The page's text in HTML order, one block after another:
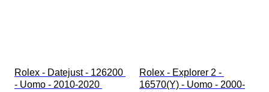
Rolex - Datejust - 126200
- Uomo - 2010-2020
Rolex - Explorer 2 -
16570(Y) - Uomo - 2000-